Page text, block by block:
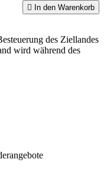
 In den Warenkorb
des Ziellandes
wird während des